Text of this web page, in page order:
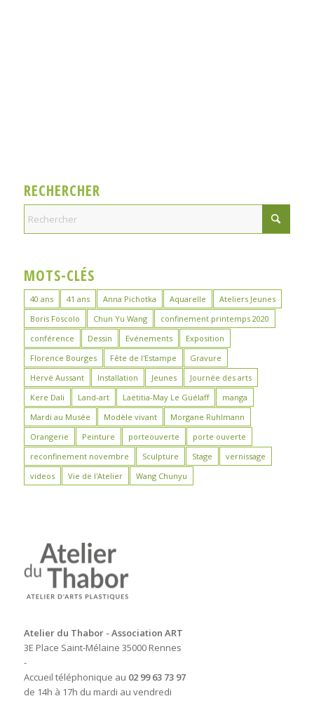
RECHERCHER
MOTS-CLÉS
40 ans 41 ans Anna Pichotka Aquarelle
Ateliers Jeunes
Boris Foscolo
Chun Yu Wang
confinement printemps 2020
conférence
Dessin Evénements
Exposition
Florence Bourges
Fête de l'Estampe
Gravure
Hervé Aussant
Installation Jeunes
Journée des arts
Kere Dali
Land-art Laëtitia-May Le Guélaff
manga
Mardi au Musée
Modèle vivant
Morgane Ruhlmann
Orangerie
Peinture porteouverte
porte ouverte
reconfinement novembre
Sculpture Stage
vernissage
videos
Vie de l'Atelier Wang Chunyu
Atelier du Thabor - Association ART
3E Place Saint-Mélaine 35000 Rennes
-
Accueil téléphonique au 02 99 63 73 97
de 14h à 17h du mardi au vendredi